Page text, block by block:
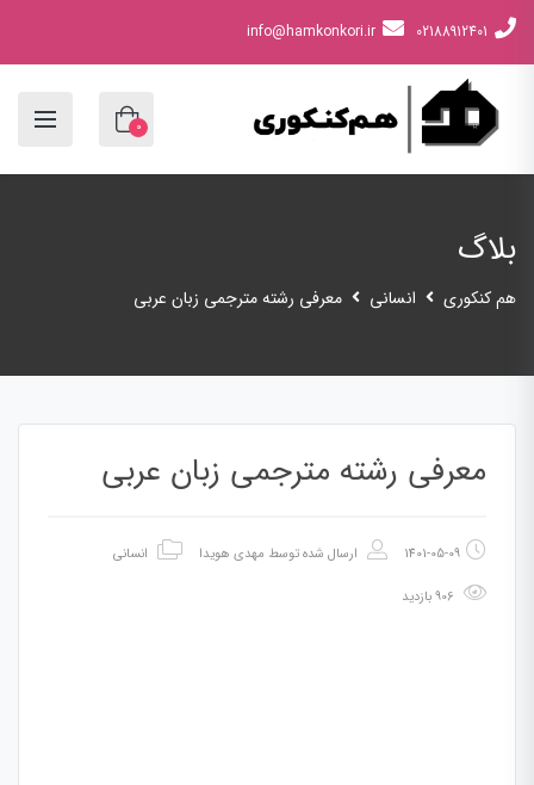
02188912401
info@hamkonkori.ir
0
بلاگ
هم کنکوری انسانی معرفی رشته مترجمی زبان عربی
معرفی رشته مترجمی زبان عربی
1401-05-09 ارسال شده توسط مهدی هویدا انسانی